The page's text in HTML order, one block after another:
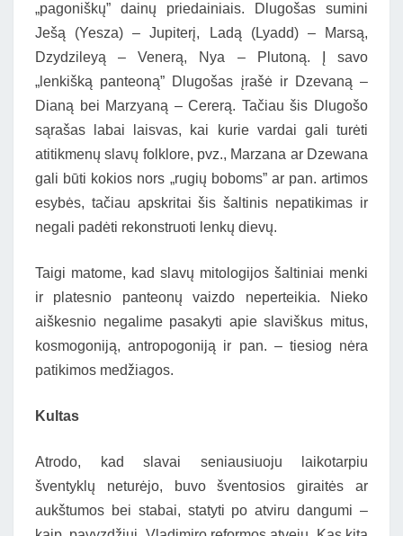
„pagoniškų” dainų priedainiais. Dlugošas sumini
Ješą (Yesza) – Jupiterį, Ladą (Lyadd) – Marsą,
Dzydzileyą – Venerą, Nya – Plutoną. Į savo
„lenkišką panteoną” Dlugošas įrašė ir Dzevaną –
Dianą bei Marzyaną – Cererą. Tačiau šis Dlugošo
sąrašas labai laisvas, kai kurie vardai gali turėti
atitikmenų slavų folklore, pvz., Marzana ar Dzewana
gali būti kokios nors „rugių boboms” ar pan. artimos
esybės, tačiau apskritai šis šaltinis nepatikimas ir
negali padėti rekonstruoti lenkų dievų.
Taigi matome, kad slavų mitologijos šaltiniai menki
ir platesnio panteonų vaizdo neperteikia. Nieko
aiškesnio negalime pasakyti apie slaviškus mitus,
kosmogoniją, antropogoniją ir pan. – tiesiog nėra
patikimos medžiagos.
Kultas
Atrodo, kad slavai seniausiuoju laikotarpiu
šventyklų neturėjo, buvo šventosios giraitės ar
aukštumos bei stabai, statyti po atviru dangumi –